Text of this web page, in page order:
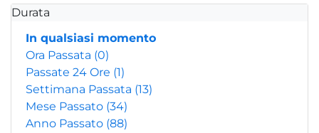
Durata
In qualsiasi momento
Ora Passata (0)
Passate 24 Ore (1)
Settimana Passata (13)
Mese Passato (34)
Anno Passato (88)